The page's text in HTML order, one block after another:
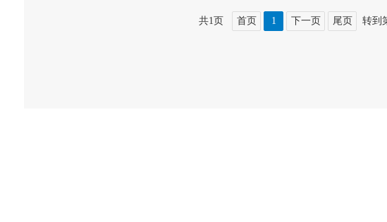
共1页 首页 1 下一页 尾页 转到